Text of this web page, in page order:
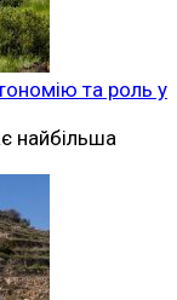
та роль у
найбільша